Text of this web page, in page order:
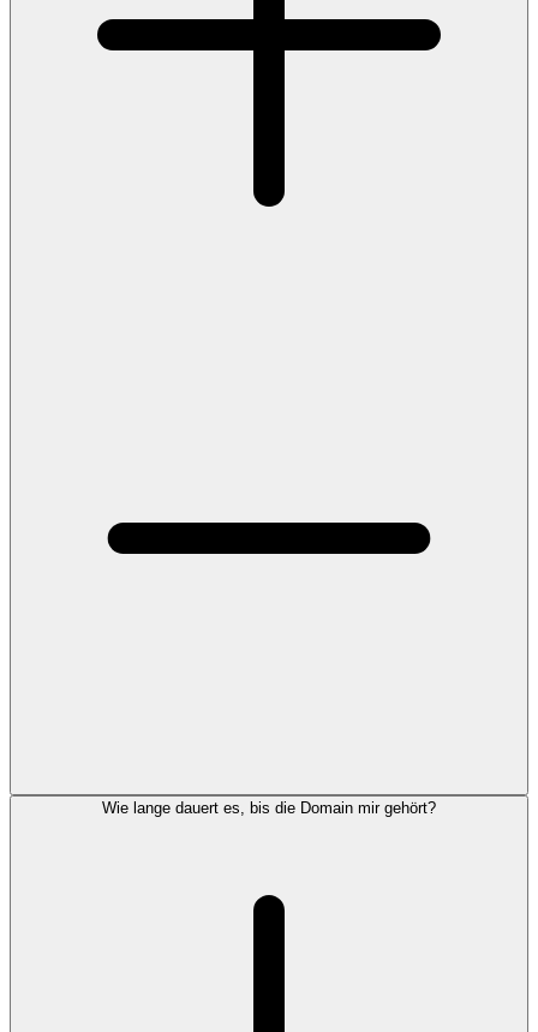
Wie lange dauert es, bis die Domain mir gehört?